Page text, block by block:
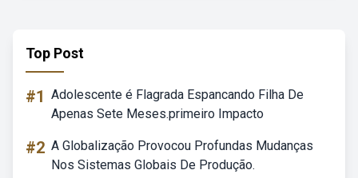
Top Post
#1 Adolescente é Flagrada Espancando Filha De
Apenas Sete Meses.primeiro Impacto
#2 A Globalização Provocou Profundas Mudanças
Nos Sistemas Globais De Produção.